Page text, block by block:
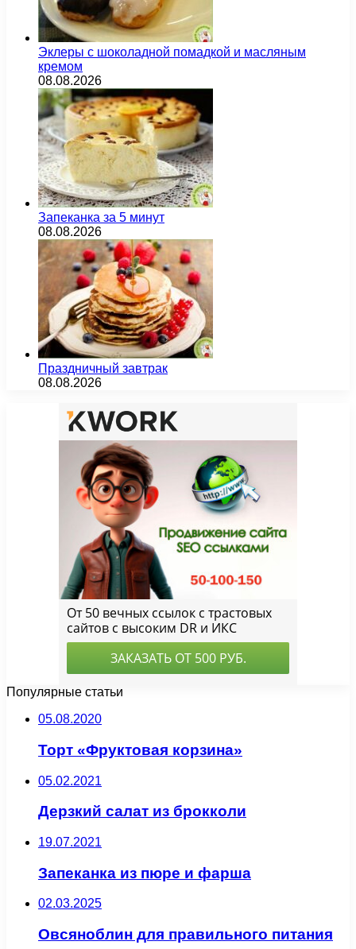
Эклеры с шоколадной помадкой и масляным
кремом
08.08.2026
Запеканка за 5 минут
08.08.2026
Праздничный завтрак
08.08.2026
Популярные статьи
05.08.2020
Торт «Фруктовая корзина»
05.02.2021
Дерзкий салат из брокколи
19.07.2021
Запеканка из пюре и фарша
02.03.2025
Овсяноблин для правильного питания